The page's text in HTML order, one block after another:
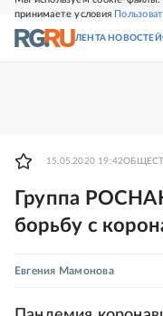
принимаете условия
СВЕЖИЙ НОМЕР
ЛЕНТА НОВОСТЕЙ
15.05.2020 19:42
Группа
борьбу с
Евгения Мамонова